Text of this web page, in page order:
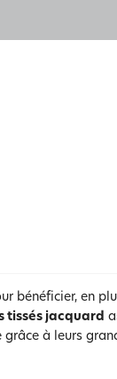
bénéficier, en
tissés jacquard
à leurs